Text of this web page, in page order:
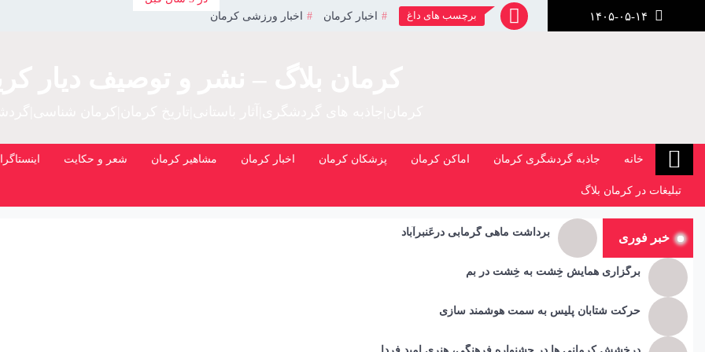
برچسب های داغ اخبار کرمان اخبار ورزشی کرمان
خانه جاذبه گردشگری کرمان اماکن کرمان پزشکان کرمان اخبار کرمان مشاهیر کرمان شعر و حکایت
تبلیغات در کرمان بلاگ
خبر فوری برداشت ماهی گرمابی درعَنبرآباد
برگزاری همایش خِشت به خِشت در بم
حرکت شتابان پلیس به سمت هوشمند سازی